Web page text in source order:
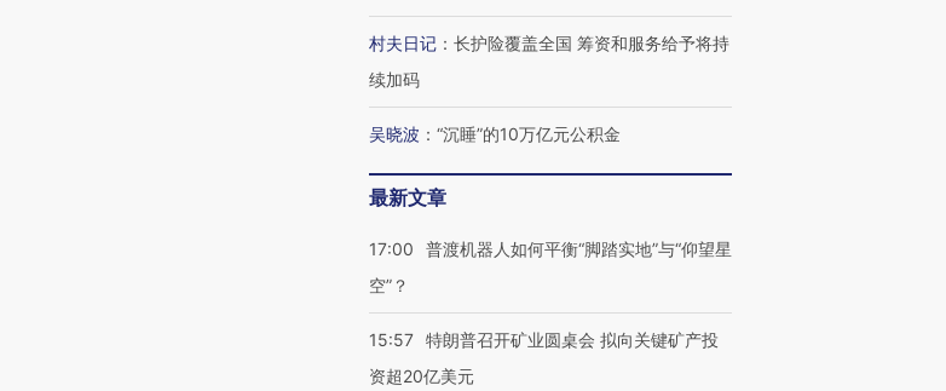
村夫日记 ： 长护险覆盖全国 筹资和服务给予将持
续加码
吴晓波 ： “沉睡”的10万亿元公积金
最新文章
17:00
普渡机器人如何平衡“脚踏实地”与“仰望星
空”？
15:57 特朗普召开矿业圆桌会 拟向关键矿产投
资超20亿美元